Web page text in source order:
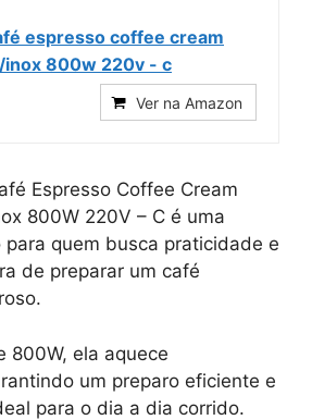
espresso coffee cream
inox 800w 220v - c
Ver na Amazon
Espresso Coffee Cream
800W 220V – C é uma
para quem busca praticidade e
de preparar um café
800W, ela aquece
um preparo eficiente e
para o dia a dia corrido.